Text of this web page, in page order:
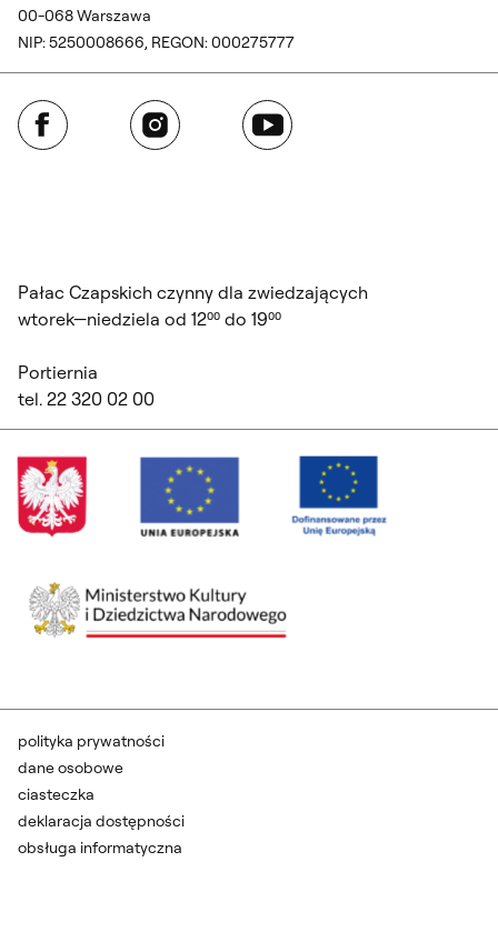
00-068 Warszawa
NIP: 5250008666, REGON: 000275777
Facebook Instagram YouTube
Pałac Czapskich czynny dla zwiedzających
wtorek—niedziela od 12⁰⁰ do 19⁰⁰
Portiernia
tel. 22 320 02 00
polityka prywatności
dane osobowe
ciasteczka
deklaracja dostępności
obsługa informatyczna